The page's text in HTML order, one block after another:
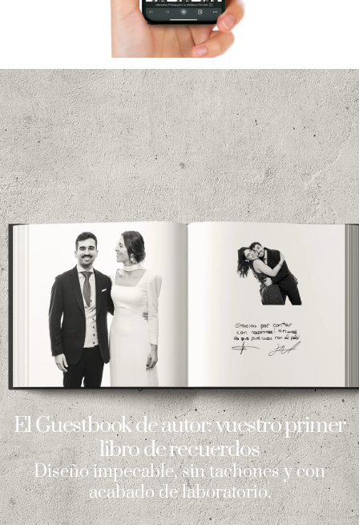
El Guestbook de autor: vuestro primer
libro de recuerdos
Diseño impecable, sin tachones y con
acabado de laboratorio.